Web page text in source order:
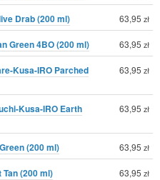
Drab (200 ml) 63,95 zł
Green 4BO (200 ml) 63,95 zł
Kusa-IRO Parched
63,95 zł
Kusa-IRO Earth
63,95 zł
(200 ml) 63,95 zł
(200 ml) 63,95 zł